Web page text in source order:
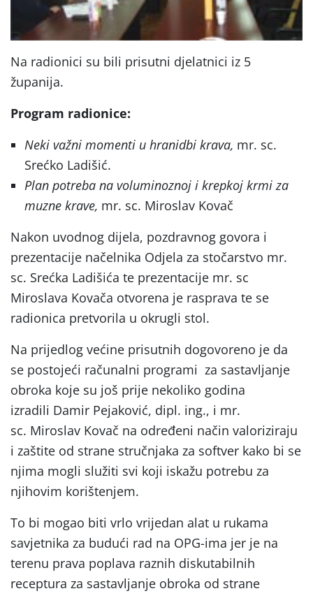
Na radionici su bili prisutni djelatnici iz 5
županija.
Program radionice:
Neki važni momenti u hranidbi krava, mr. sc.
Srećko Ladišić.
Plan potreba na voluminoznoj i krepkoj krmi za
muzne krave, mr. sc. Miroslav Kovač
Nakon uvodnog dijela, pozdravnog govora i
prezentacije načelnika Odjela za stočarstvo mr.
sc. Srećka Ladišića te prezentacije mr. sc
Miroslava Kovača otvorena je rasprava te se
radionica pretvorila u okrugli stol.
Na prijedlog većine prisutnih dogovoreno je da
se postojeći računalni programi za sastavljanje
obroka koje su još prije nekoliko godina
izradili Damir Pejaković, dipl. ing., i mr.
sc. Miroslav Kovač na određeni način valoriziraju
i zaštite od strane stručnjaka za softver kako bi se
njima mogli služiti svi koji iskažu potrebu za
njihovim korištenjem.
To bi mogao biti vrlo vrijedan alat u rukama
savjetnika za budući rad na OPG-ima jer je na
terenu prava poplava raznih diskutabilnih
receptura za sastavljanje obroka od strane